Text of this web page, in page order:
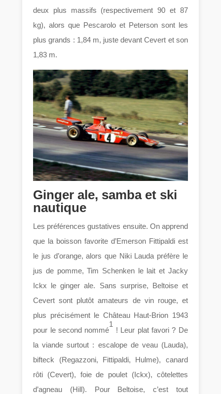
deux plus massifs (respectivement 90 et 87
kg), alors que Pescarolo et Peterson sont les
plus grands : 1,84 m, juste devant Cevert et son
1,83 m.
Ginger ale, samba et ski
nautique
Les préférences gustatives ensuite. On apprend
que la boisson favorite d’Emerson Fittipaldi est
le jus d’orange, alors que Niki Lauda préfère le
jus de pomme, Tim Schenken le lait et Jacky
Ickx le ginger ale. Sans surprise, Beltoise et
Cevert sont plutôt amateurs de vin rouge, et
plus précisément le Château Haut-Brion 1943
pour le second nommé
1
! Leur plat favori ? De
la viande surtout : escalope de veau (Lauda),
bifteck (Regazzoni, Fittipaldi, Hulme), canard
rôti (Cevert), foie de poulet (Ickx), côtelettes
d’agneau (Hill). Pour Beltoise, c’est tout